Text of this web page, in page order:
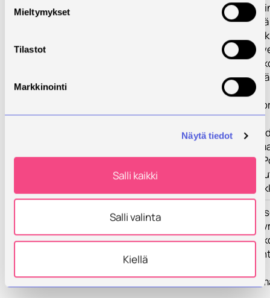
Mieltymykset
Tilastot
Markkinointi
Näytä tiedot
Salli kaikki
Salli valinta
Kiellä
3.
Hankke
palvelemaan
mukaan.
koulutuksia
4. Hankkeen
Hankevetäjä
jakamalla
osallistuu MTK
verkottuen
Hankkeen
tiloilla, Spv-
parempi
seudun